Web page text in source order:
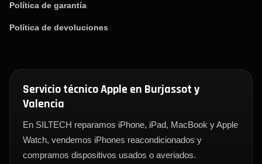
Política de garantía
Política de devoluciones
Servicio técnico Apple en Burjassot y
Valencia
En SILTECH reparamos iPhone, iPad, MacBook y Apple
Watch, vendemos iPhones reacondicionados y
compramos dispositivos usados o averiados.